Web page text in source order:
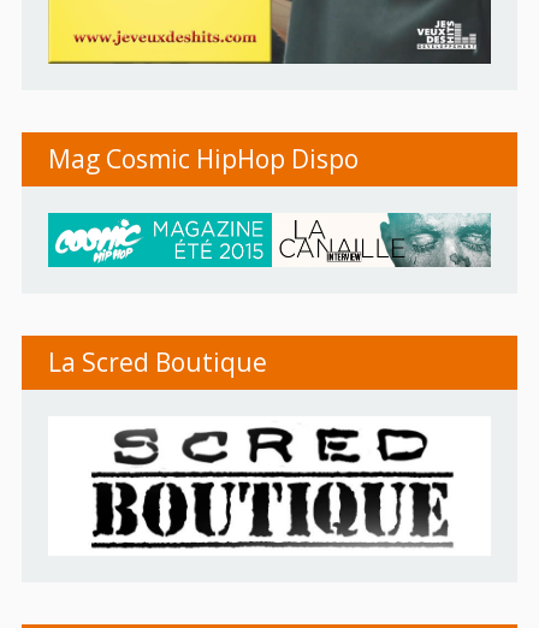
Mag Cosmic HipHop Dispo
La Scred Boutique